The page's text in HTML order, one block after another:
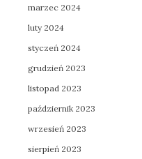
marzec 2024
luty 2024
styczeń 2024
grudzień 2023
listopad 2023
październik 2023
wrzesień 2023
sierpień 2023